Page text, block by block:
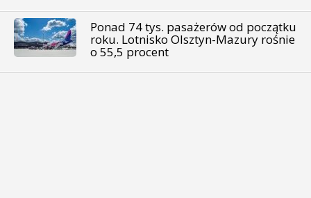
Ponad 74 tys. pasażerów od początku
roku. Lotnisko Olsztyn-Mazury rośnie
o 55,5 procent